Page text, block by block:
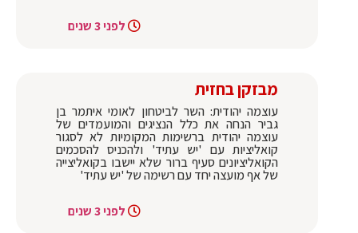
לפני 3 שנים
מבזקן בחזית
עוצמה יהודית: השר לביטחון לאומי איתמר בן
גביר הנחה את כלל הנציגים והמועמדים של
עוצמה יהודית ברשימות המקומיות לא לסגור
קואליציות עם 'יש עתיד' ולהכניס להסכמים
הקואליציונים סעיף ברור שלא יישבו בקואליצייה
של אף מועצה יחד עם רשימה של 'יש עתיד'
לפני 3 שנים